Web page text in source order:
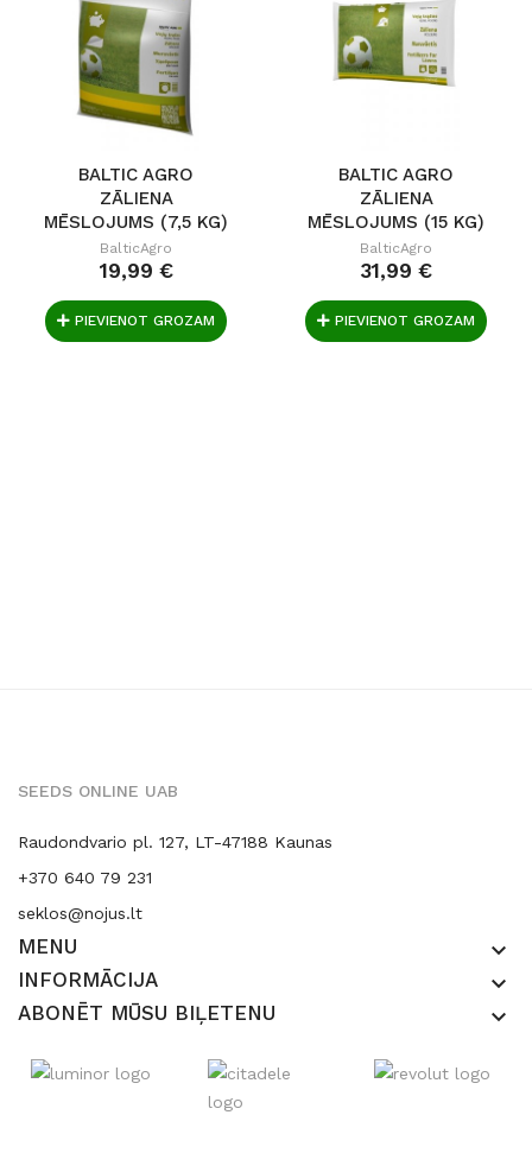
BALTIC AGRO
ZĀLIENA
MĒSLOJUMS (7,5 KG)
BalticAgro
19,99 €
PIEVIENOT GROZAM
BALTIC AGRO
ZĀLIENA
MĒSLOJUMS (15 KG)
BalticAgro
31,99 €
PIEVIENOT GROZAM
SEEDS ONLINE UAB
Raudondvario pl. 127, LT-47188 Kaunas
+370 640 79 231
seklos@nojus.lt
MENU keyboard_arrow_down
INFORMĀCIJA keyboard_arrow_down
ABONĒT MŪSU BIĻETENU keyboard_arrow_down